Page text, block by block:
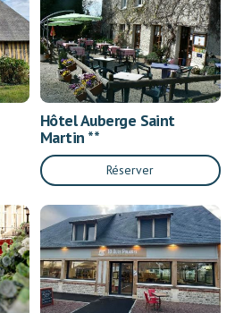
Hôtel Auberge Saint
Martin **
Réserver